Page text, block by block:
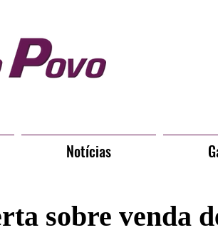
sobre venda
Notícias